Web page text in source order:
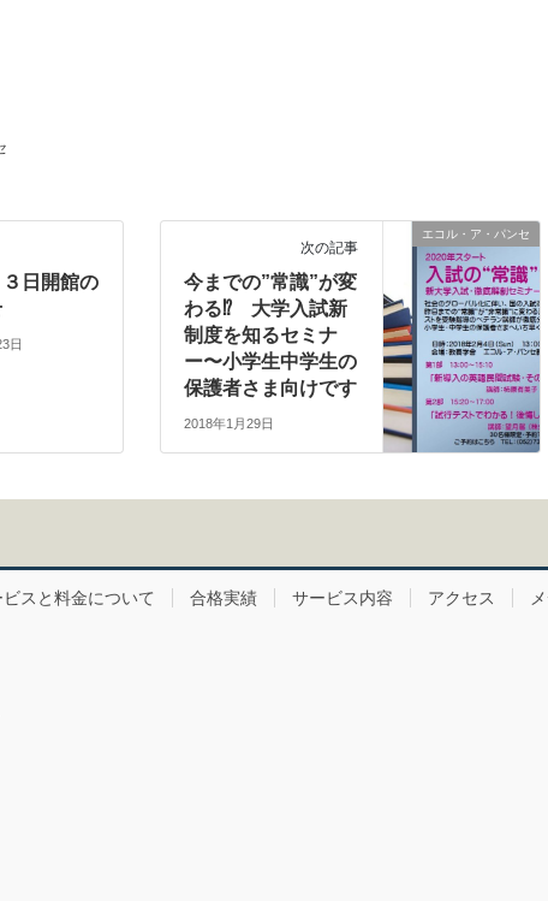
３日開館の
日
エコル・ア・パンセ
次の記事
今までの”常識”が変
わる⁉︎ 大学入試新
制度を知るセミナ
ー〜小学生中学生の
保護者さま向けです
2018年1月29日
スと料金について 合格実績 サービス内容 アクセス